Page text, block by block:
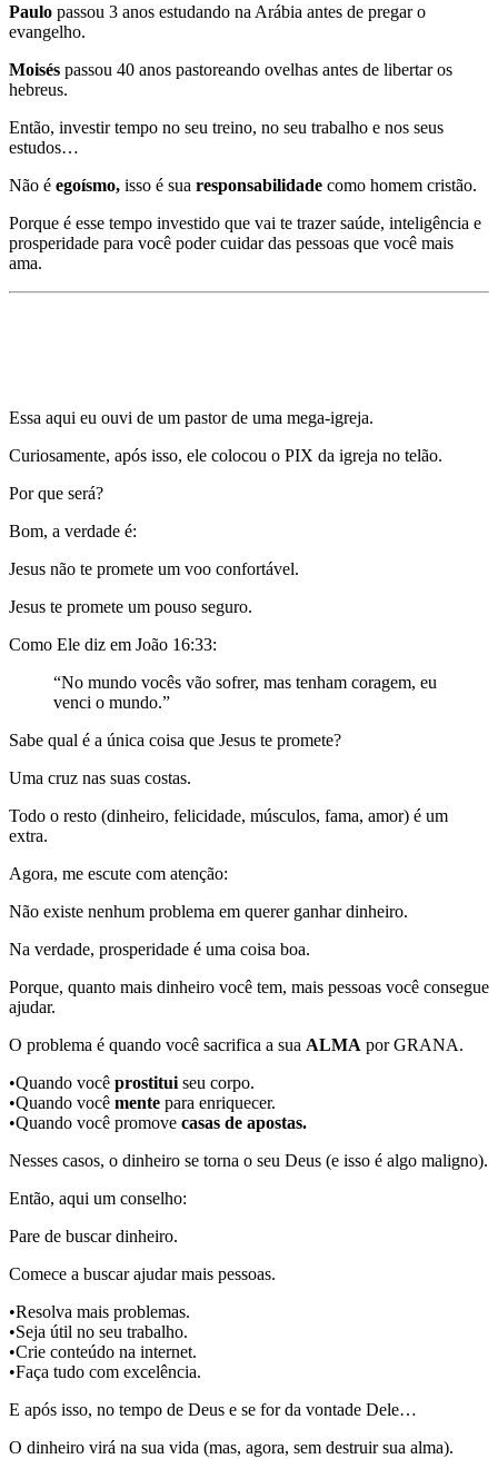
Paulo passou 3 anos estudando na Arábia antes de pregar o
evangelho.
Moisés passou 40 anos pastoreando ovelhas antes de libertar os
hebreus.
Então, investir tempo no seu treino, no seu trabalho e nos seus
estudos…
Não é egoísmo, isso é sua responsabilidade como homem cristão.
Porque é esse tempo investido que vai te trazer saúde, inteligência e
prosperidade para você poder cuidar das pessoas que você mais
ama.
Essa aqui eu ouvi de um pastor de uma mega-igreja.
Curiosamente, após isso, ele colocou o PIX da igreja no telão.
Por que será?
Bom, a verdade é:
Jesus não te promete um voo confortável.
Jesus te promete um pouso seguro.
Como Ele diz em João 16:33:
“No mundo vocês vão sofrer, mas tenham coragem, eu
venci o mundo.”
Sabe qual é a única coisa que Jesus te promete?
Uma cruz nas suas costas.
Todo o resto (dinheiro, felicidade, músculos, fama, amor) é um
extra.
Agora, me escute com atenção:
Não existe nenhum problema em querer ganhar dinheiro.
Na verdade, prosperidade é uma coisa boa.
Porque, quanto mais dinheiro você tem, mais pessoas você consegue
ajudar.
O problema é quando você sacrifica a sua ALMA por GRANA.
•Quando você prostitui seu corpo.
•Quando você mente para enriquecer.
•Quando você promove casas de apostas.
Nesses casos, o dinheiro se torna o seu Deus (e isso é algo maligno).
Então, aqui um conselho:
Pare de buscar dinheiro.
Comece a buscar ajudar mais pessoas.
•Resolva mais problemas.
•Seja útil no seu trabalho.
•Crie conteúdo na internet.
•Faça tudo com excelência.
E após isso, no tempo de Deus e se for da vontade Dele…
O dinheiro virá na sua vida (mas, agora, sem destruir sua alma).